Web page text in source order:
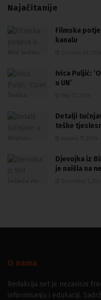
Najačitanije
Filmska
kanalu
Ivica Puljić:
u UN’
Detalji
teške
Djevojka iz
je naišla na
O nama
Redakcija.net je nezavisni
informisanju i edukaciji.